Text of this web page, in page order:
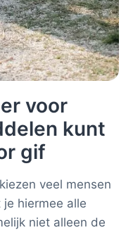
voor
kunt
gif
veel mensen
hiermee alle
niet alleen de